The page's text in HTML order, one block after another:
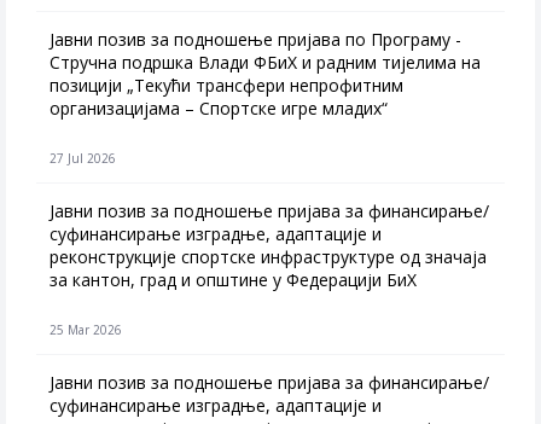
Јавни позив за подношење пријава по Програму -
Стручна подршка Влади ФБиХ и радним тијелима на
позицији „Текући трансфери непрофитним
организацијама – Спортске игре младих“
27 Jul 2026
Jавни позив за подношење пријава за финансирање/
суфинансирање изградње, адаптације и
реконструкције спортске инфраструктуре од значаја
за кантон, град и општине у Федерацији БиХ
25 Mar 2026
Јавни позив за подношење пријава за финансирање/
суфинансирање изградње, адаптације и